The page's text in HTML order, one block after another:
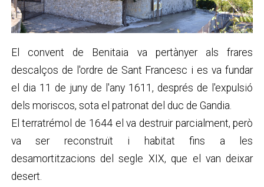
El convent de Benitaia va pertànyer als frares
descalços de l'ordre de Sant Francesc i es va fundar
el dia 11 de juny de l'any 1611, després de l'expulsió
dels moriscos, sota el patronat del duc de Gandia.
El terratrémol de 1644 el va destruir parcialment, però
va ser reconstruït i habitat fins a les
desamortitzacions del segle XIX, que el van deixar
desert.